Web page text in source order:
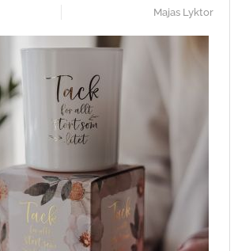
Majas Lyktor